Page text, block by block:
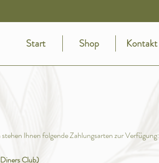
Start Shop Kontakt
stehen Ihnen folgende Zahlungsarten zur Verfügung:
Club)